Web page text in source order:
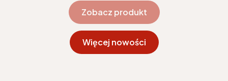
Zobacz produkt
Więcej nowości